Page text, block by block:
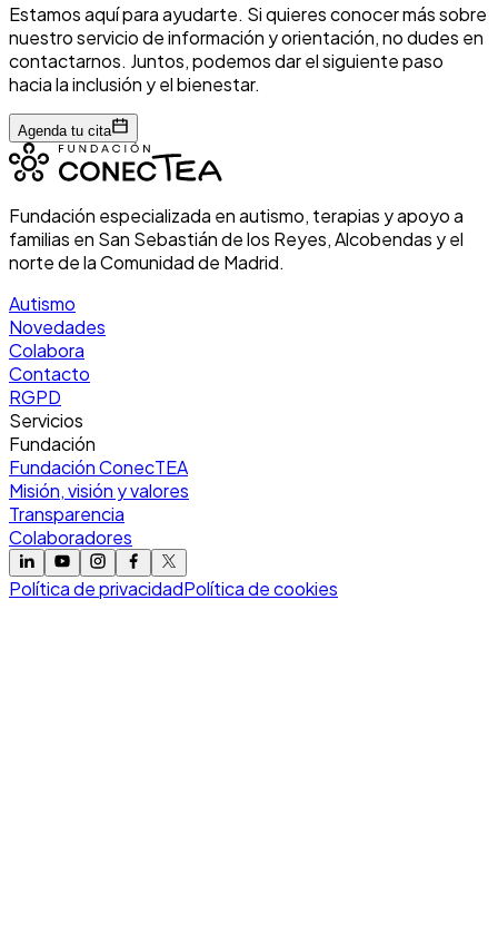
Estamos aquí para ayudarte. Si quieres conocer más sobre
nuestro servicio de información y orientación, no dudes en
contactarnos. Juntos, podemos dar el siguiente paso
hacia la inclusión y el bienestar.
Agenda tu cita
Fundación especializada en autismo, terapias y apoyo a
familias en San Sebastián de los Reyes, Alcobendas y el
norte de la Comunidad de Madrid.
Autismo
Novedades
Colabora
Contacto
RGPD
Servicios
Fundación
Fundación ConecTEA
Misión, visión y valores
Transparencia
Colaboradores
Política de privacidadPolítica de cookies